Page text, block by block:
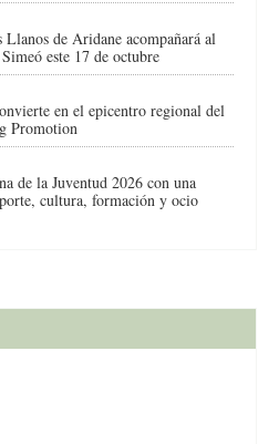
de Aridane acompañará al
este 17 de octubre
en el epicentro regional del
Promotion
de la Juventud 2026 con una
cultura, formación y ocio